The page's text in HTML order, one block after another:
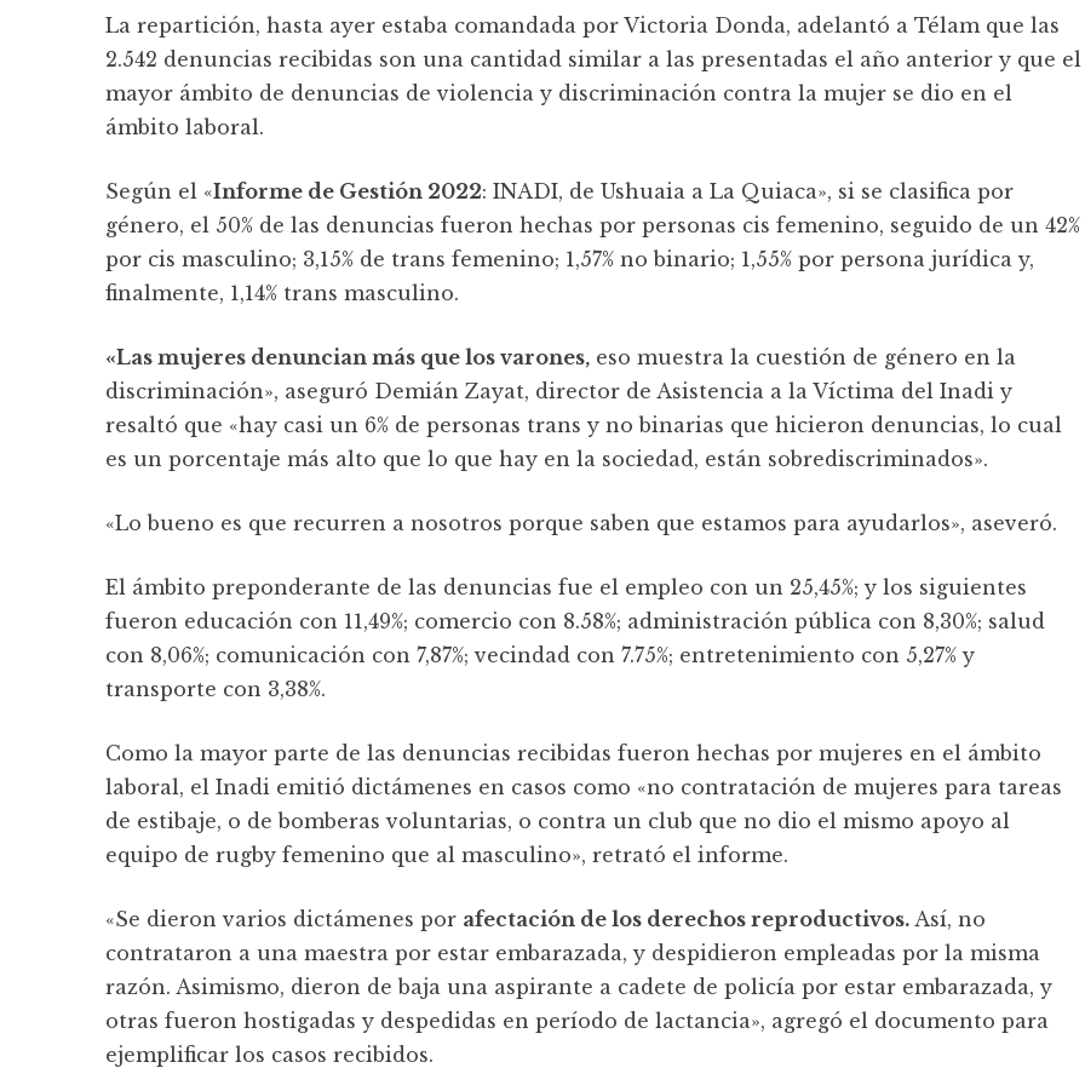
La repartición, hasta ayer estaba comandada por Victoria Donda, adelantó a Télam que las
2.542 denuncias recibidas son una cantidad similar a las presentadas el año anterior y que el
mayor ámbito de denuncias de violencia y discriminación contra la mujer se dio en el
ámbito laboral.
Según el «Informe de Gestión 2022: INADI, de Ushuaia a La Quiaca», si se clasifica por
género, el 50% de las denuncias fueron hechas por personas cis femenino, seguido de un 42%
por cis masculino; 3,15% de trans femenino; 1,57% no binario; 1,55% por persona jurídica y,
finalmente, 1,14% trans masculino.
«Las mujeres denuncian más que los varones, eso muestra la cuestión de género en la
discriminación», aseguró Demián Zayat, director de Asistencia a la Víctima del Inadi y
resaltó que «hay casi un 6% de personas trans y no binarias que hicieron denuncias, lo cual
es un porcentaje más alto que lo que hay en la sociedad, están sobrediscriminados».
«Lo bueno es que recurren a nosotros porque saben que estamos para ayudarlos», aseveró.
El ámbito preponderante de las denuncias fue el empleo con un 25,45%; y los siguientes
fueron educación con 11,49%; comercio con 8.58%; administración pública con 8,30%; salud
con 8,06%; comunicación con 7,87%; vecindad con 7.75%; entretenimiento con 5,27% y
transporte con 3,38%.
Como la mayor parte de las denuncias recibidas fueron hechas por mujeres en el ámbito
laboral, el Inadi emitió dictámenes en casos como «no contratación de mujeres para tareas
de estibaje, o de bomberas voluntarias, o contra un club que no dio el mismo apoyo al
equipo de rugby femenino que al masculino», retrató el informe.
«Se dieron varios dictámenes por afectación de los derechos reproductivos. Así, no
contrataron a una maestra por estar embarazada, y despidieron empleadas por la misma
razón. Asimismo, dieron de baja una aspirante a cadete de policía por estar embarazada, y
otras fueron hostigadas y despedidas en período de lactancia», agregó el documento para
ejemplificar los casos recibidos.